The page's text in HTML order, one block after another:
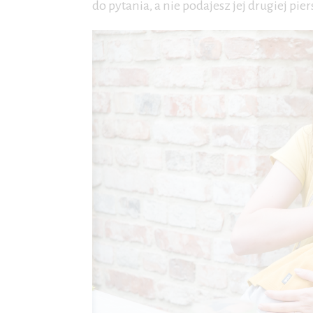
do pytania, a nie podajesz jej drugiej